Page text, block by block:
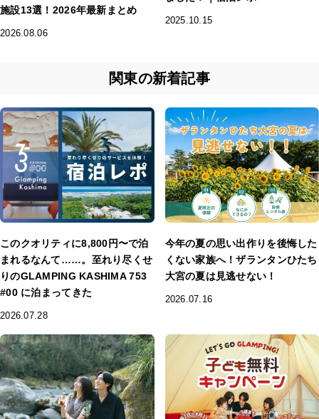
施設13選！2026年最新まとめ
2026.08.06
2025.10.15
関東の新着記事
このクオリティに8,800円〜で泊
まれるなんて……。至れり尽くせ
りのGLAMPING KASHIMA 753
#00 に泊まってきた
2026.07.28
今年の夏の思い出作りを後悔した
くない家族へ！ザランタンひたち
大宮の夏は見逃せない！
2026.07.16